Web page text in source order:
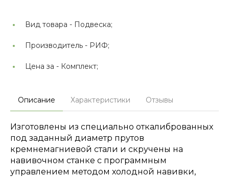
Вид товара - Подвеска;
Производитель - РИФ;
Цена за - Комплект;
Описание Характеристики Отзывы
Изготовлены из специально откалиброванных
под заданный диаметр прутов
кремнемагниевой стали и скручены на
навивочном станке с программным
управлением методом холодной навивки,